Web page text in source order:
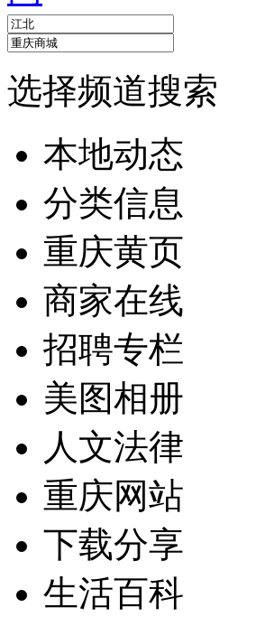
选择频道搜索
本地动态
分类信息
重庆黄页
商家在线
招聘专栏
美图相册
人文法律
重庆网站
下载分享
生活百科